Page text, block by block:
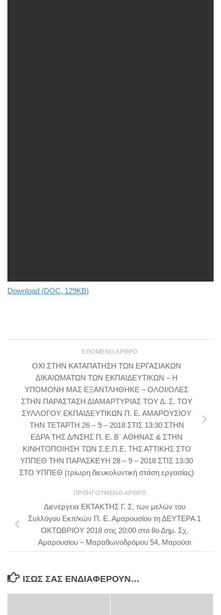
Download (DOC, 129KB)
ΕΠΌΜΕΝΟ ΆΡΘΡΟ
ΟΧΙ ΣΤΗΝ ΚΑΤΑΠΑΤΗΣΗ ΤΩΝ ΕΡΓΑΣΙΑΚΩΝ
ΔΙΚΑΙΩΜΑΤΩΝ ΤΩΝ ΕΚΠΑΙΔΕΥΤΙΚΩΝ – Η
ΥΠΟΜΟΝΗ ΜΑΣ ΕΞΑΝΤΛΗΘΗΚΕ – ΟΛΟΙ/ΟΛΕΣ
ΣΤΗΝ ΠΑΡΑΣΤΑΣΗ ΔΙΑΜΑΡΤΥΡΙΑΣ ΤΟΥ Δ. Σ. ΤΟΥ
ΣΥΛΛΟΓΟΥ ΕΚΠΑΙΔΕΥΤΙΚΩΝ Π. Ε. ΑΜΑΡΟΥΣΙΟΥ
ΤΗΝ ΤΕΤΑΡΤΗ 26 – 9 – 2018 ΣΤΙΣ 13:30 ΣΤΗΝ
ΕΔΡΑ ΤΗΣ Δ/ΝΣΗΣ Π. Ε. Β΄ ΑΘΗΝΑΣ & ΣΤΗΝ
ΚΙΝΗΤΟΠΟΙΗΣΗ ΤΩΝ Σ.Ε.Π.Ε. ΤΗΣ ΑΤΤΙΚΗΣ ΣΤΟ
ΥΠΠΕΘ ΤΗΝ ΠΑΡΑΣΚΕΥΗ 28 – 9 – 2018 ΣΤΙΣ 13:30
ΣΤΟ ΥΠΠΕΘ (τρίωρη διευκολυντική στάση εργασίας)
ΠΡΟΗΓΟΎΜΕΝΟ ΆΡΘΡΟ
Διενέργεια ΕΚΤΑΚΤΗΣ Γ. Σ. των μελών του
Συλλόγου Εκπ/κών Π. Ε. Αμαρουσίου τη ΔΕΥΤΕΡΑ 1
ΟΚΤΩΒΡΙΟΥ 2018 στις 20:00 στο 8ο Δημ. Σχ.
Αμαρουσίου – Μαραθωνοδρόμου 54, Μαρούσι
ΊΣΩΣ ΣΑΣ ΕΝΔΙΑΦΈΡΟΥΝ…